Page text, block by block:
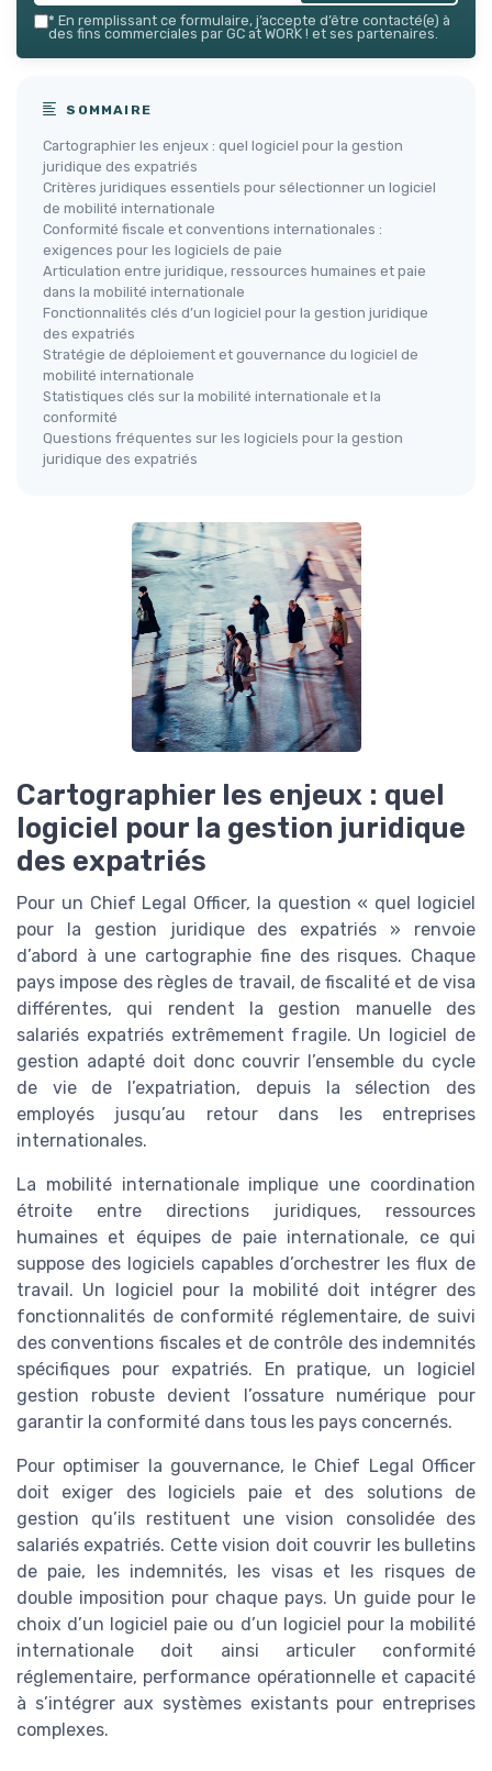
* En remplissant ce formulaire, j’accepte d’être contacté(e) à
des fins commerciales par GC at WORK ! et ses partenaires.
SOMMAIRE
Cartographier les enjeux : quel logiciel pour la gestion
juridique des expatriés
Critères juridiques essentiels pour sélectionner un logiciel
de mobilité internationale
Conformité fiscale et conventions internationales :
exigences pour les logiciels de paie
Articulation entre juridique, ressources humaines et paie
dans la mobilité internationale
Fonctionnalités clés d’un logiciel pour la gestion juridique
des expatriés
Stratégie de déploiement et gouvernance du logiciel de
mobilité internationale
Statistiques clés sur la mobilité internationale et la
conformité
Questions fréquentes sur les logiciels pour la gestion
juridique des expatriés
Cartographier les enjeux : quel
logiciel pour la gestion juridique
des expatriés
Pour un Chief Legal Officer, la question « quel logiciel
pour la gestion juridique des expatriés » renvoie
d’abord à une cartographie fine des risques. Chaque
pays impose des règles de travail, de fiscalité et de visa
différentes, qui rendent la gestion manuelle des
salariés expatriés extrêmement fragile. Un logiciel de
gestion adapté doit donc couvrir l’ensemble du cycle
de vie de l’expatriation, depuis la sélection des
employés jusqu’au retour dans les entreprises
internationales.
La mobilité internationale implique une coordination
étroite entre directions juridiques, ressources
humaines et équipes de paie internationale, ce qui
suppose des logiciels capables d’orchestrer les flux de
travail. Un logiciel pour la mobilité doit intégrer des
fonctionnalités de conformité réglementaire, de suivi
des conventions fiscales et de contrôle des indemnités
spécifiques pour expatriés. En pratique, un logiciel
gestion robuste devient l’ossature numérique pour
garantir la conformité dans tous les pays concernés.
Pour optimiser la gouvernance, le Chief Legal Officer
doit exiger des logiciels paie et des solutions de
gestion qu’ils restituent une vision consolidée des
salariés expatriés. Cette vision doit couvrir les bulletins
de paie, les indemnités, les visas et les risques de
double imposition pour chaque pays. Un guide pour le
choix d’un logiciel paie ou d’un logiciel pour la mobilité
internationale doit ainsi articuler conformité
réglementaire, performance opérationnelle et capacité
à s’intégrer aux systèmes existants pour entreprises
complexes.